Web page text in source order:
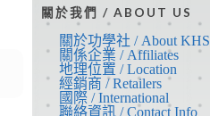
關於我們 / ABOUT US
關於功學社 / About KHS
關係企業 / Affiliates
地理位置 / Location
經銷商 / Retailers
國際 / International
聯絡資訊 / Contact Info